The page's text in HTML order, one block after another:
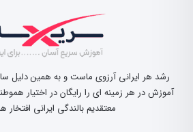
رشد هر ایرانی آرزوی ماست و به همین دلیل
آموزش در هر زمینه ای را رایگان در اختیار
معتقدیم بالندگی ایرانی